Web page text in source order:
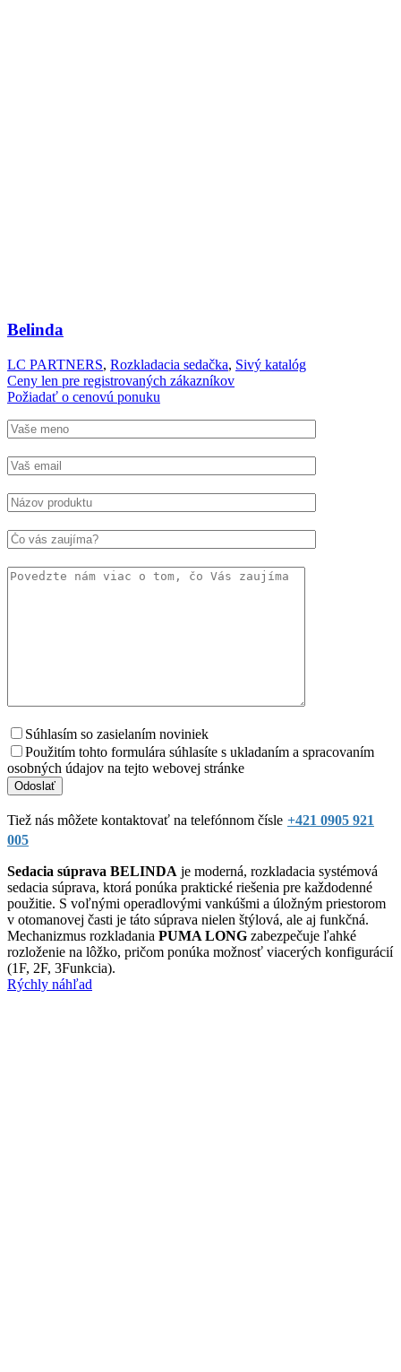
Belinda
LC PARTNERS, Rozkladacia sedačka, Sivý katalóg
Ceny len pre registrovaných zákazníkov
Požiadať o cenovú ponuku
Súhlasím so zasielaním noviniek
Použitím tohto formulára súhlasíte s ukladaním a spracovaním
osobných údajov na tejto webovej stránke
Tiež nás môžete kontaktovať na telefónnom čísle +421 0905 921
005
Sedacia súprava BELINDA je moderná, rozkladacia systémová
sedacia súprava, ktorá ponúka praktické riešenia pre každodenné
použitie. S voľnými operadlovými vankúšmi a úložným priestorom
v otomanovej časti je táto súprava nielen štýlová, ale aj funkčná.
Mechanizmus rozkladania PUMA LONG zabezpečuje ľahké
rozloženie na lôžko, pričom ponúka možnosť viacerých konfigurácií
(1F, 2F, 3Funkcia).
Rýchly náhľad